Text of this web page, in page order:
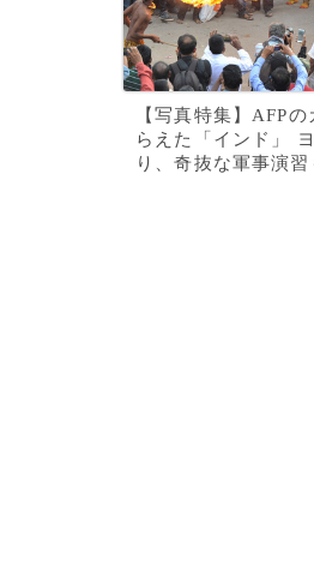
【写真特集】AFPの
らえた「インド」
り、奇抜な軍事演習